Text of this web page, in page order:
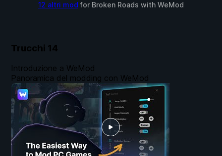
12 altri mod for Broken Roads with WeMod
Trucchi 14
Introduzione a WeMod
Panoramica del modding con WeMod